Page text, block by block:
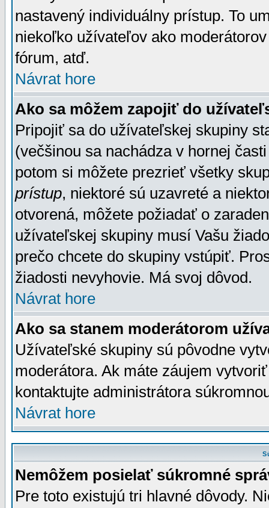
nastavený individuálny prístup. To
niekoľko užívateľov ako
fórum, atď.
Návrat hore
Ako sa môžem zapojiť do
Pripojiť sa do užívateľskej skupiny
(večšinou sa nachádza v hornej
potom si môžete prezrieť všetky
prístup, niektoré sú uzavreté a
otvorená, môžete požiadať o
užívateľskej skupiny musí Vašu
prečo chcete do skupiny vstúpiť.
žiadosti nevyhovie. Má svoj dôvod.
Návrat hore
Ako sa stanem moderátorom
Užívateľské skupiny sú pôvodne
moderátora. Ak máte záujem
kontaktujte administrátora
Návrat hore
Nemôžem posielať súkromné
Pre toto existujú tri hlavné dôvody.